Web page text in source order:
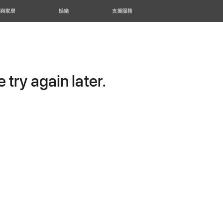
家居 娛樂 支援服務
try again later.